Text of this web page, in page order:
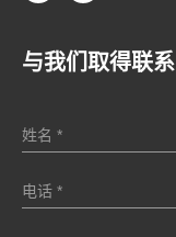
与我们取得联系